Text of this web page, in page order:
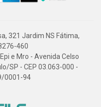
321 Jardim NS Fátima,
460
e Mro - Avenida Celso
SP - CEP 03.063-000 -
0001-94